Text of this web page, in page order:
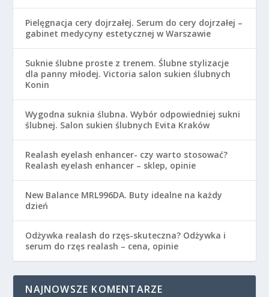
Pielęgnacja cery dojrzałej. Serum do cery dojrzałej –
gabinet medycyny estetycznej w Warszawie
Suknie ślubne proste z trenem. Ślubne stylizacje
dla panny młodej. Victoria salon sukien ślubnych
Konin
Wygodna suknia ślubna. Wybór odpowiedniej sukni
ślubnej. Salon sukien ślubnych Evita Kraków
Realash eyelash enhancer- czy warto stosować?
Realash eyelash enhancer – sklep, opinie
New Balance MRL996DA. Buty idealne na każdy
dzień
Odżywka realash do rzęs-skuteczna? Odżywka i
serum do rzęs realash – cena, opinie
NAJNOWSZE KOMENTARZE